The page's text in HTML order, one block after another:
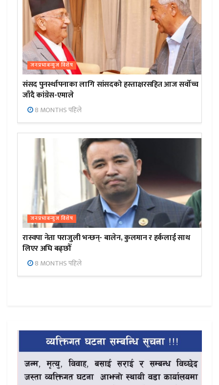
जनप्रभाबन्युज विशेष
संसद पुनर्स्थापनाका लागि सांसदको हस्ताक्षरसहित आज सर्वोच्च
जाँदै कांग्रेस-एमाले
8 MONTHS पहिले
जनप्रभाबन्युज विशेष
रास्वपा नेता पराजुली भन्छन्- बालेन, कुलमान र हर्कलाई साथ
लिएर अघि बढ्छौँ
8 MONTHS पहिले